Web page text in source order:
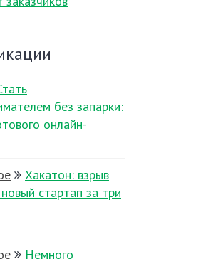
без запарки:
онлайн-
Хакатон: взрыв
стартап за три
Немного